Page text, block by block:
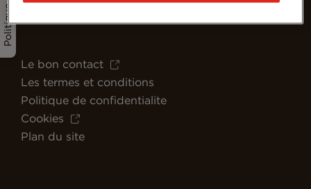
Le bon contact
Les termes et conditions
Politique de confidentialite
Cookies
Plan du site